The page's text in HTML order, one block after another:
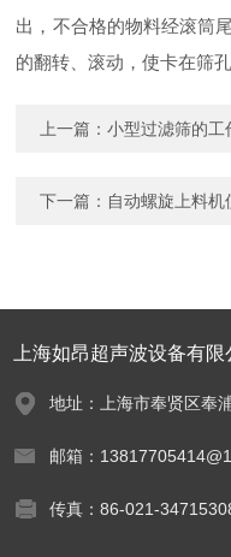
出，不合格的物料经滚筒
的翻转、滚动，使卡在筛
上一篇：小型过滤筛的工
下一篇： 自动螺旋上料机
上海如昂超声波设备有限
地址：上海市奉贤区奉
邮箱：
传真：86-021-